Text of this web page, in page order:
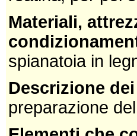
Materiali,
spianatoia in
Descrizione
preparazione